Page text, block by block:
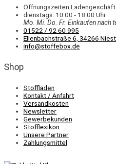
Öffnungszeiten Ladengeschäft
dienstags: 10:00 - 18:00 Uhr
Mo. Mi. Do. Fr. Einkaufennach
01522 / 92 60 995
Ellenbachstraße 6, 34266
info@stoffebox.de
Shop
Stoffladen
Kontakt / Anfahrt
Versandkosten
Newsletter
Gewerbekunden
Stofflexikon
Unsere Partner
Zahlungsmittel